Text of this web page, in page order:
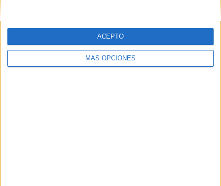
MÁS OPCIONES
ACEPTO